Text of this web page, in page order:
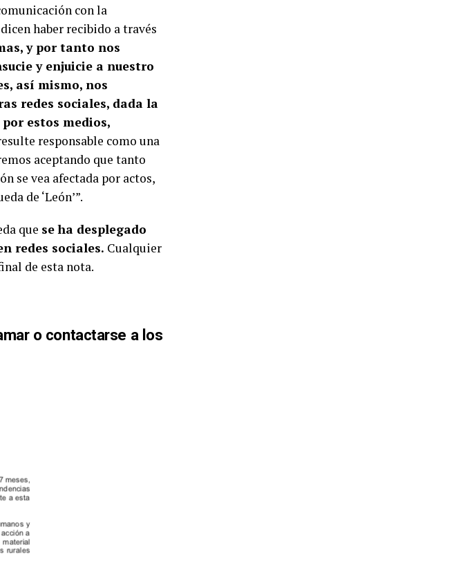
con la
haber recibido a través
y por tanto nos
y enjuicie a nuestro
así mismo, nos
redes sociales, dada la
estos medios,
responsable como una
aceptando que tanto
se vea afectada por actos,
de ‘León’”.
que se ha desplegado
redes sociales. Cualquier
de esta nota.
o contactarse a los